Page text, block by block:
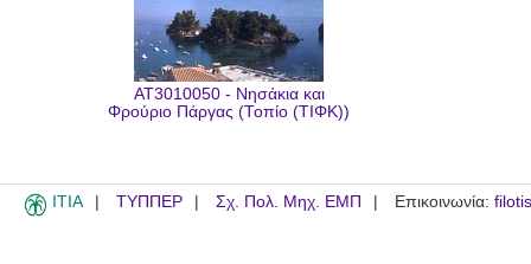
AT3010050 - Νησάκια και
Φρούριο Πάργας (Τοπίο (ΤΙΦΚ))
ITIA ΤΥΠΠΕΡ Σχ. Πολ. Μηχ. ΕΜΠ Επικοινωνία: